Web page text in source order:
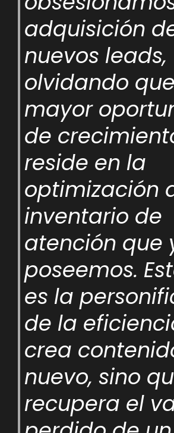
adquisición
nuevos leads,
olvidando
mayor
de
reside en la
optimización
inventario de
atención que
poseemos.
es la
de la
crea
nuevo, sino
recupera el